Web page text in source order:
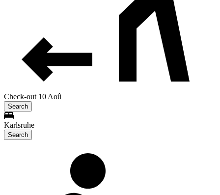
Check-out 10 Aoû
Search
Karlsruhe
Search